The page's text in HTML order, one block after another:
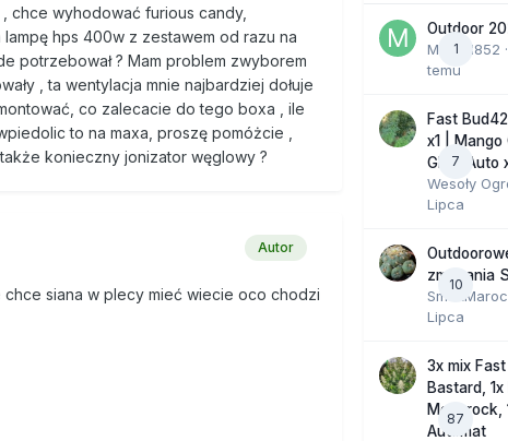
chce wyhodować furious candy,
hps 400w z zestawem od razu na
potrzebował ? Mam problem zwyborem
, ta wentylacja mnie najbardziej dołuje
co zalecacie do tego boxa , ile
to na maxa, proszę pomóżcie ,
konieczny jonizator węglowy ?
Autor
siana w plecy mieć wiecie oco chodzi
1
Outdoor
Marcel852
temu
7
Fast
x1 | Mango
GMO Auto
Wesoły
Lipca
10
zmagania
Lipca
87
3x mix
Bastard,
Moonrock,
Automat